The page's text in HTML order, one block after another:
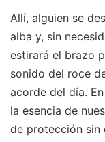
Allí, alguien se
alba y, sin
estirará el brazo
sonido del roce
acorde del día.
la esencia de
de protección sin